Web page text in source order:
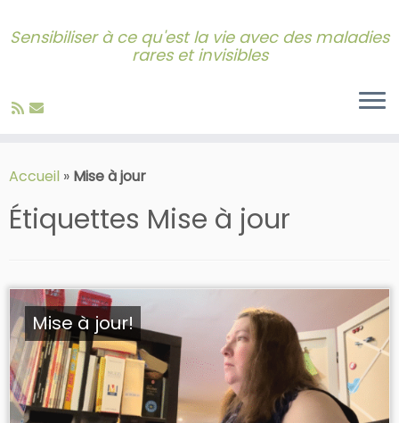
to
Sensibiliser à ce qu'est la vie avec des maladies
rares et invisibles
Accueil » Mise à jour
Étiquettes Mise à jour
Mise à jour!